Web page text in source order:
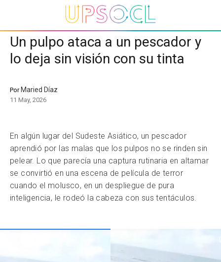
Un pulpo ataca a un pescador y
lo deja sin visión con su tinta
Por Maried Díaz
11 May, 2026
En algún lugar del Sudeste Asiático, un pescador
aprendió por las malas que los pulpos no se rinden sin
pelear. Lo que parecía una captura rutinaria en altamar
se convirtió en una escena de película de terror
cuando el molusco, en un despliegue de pura
inteligencia, le rodeó la cabeza con sus tentáculos.